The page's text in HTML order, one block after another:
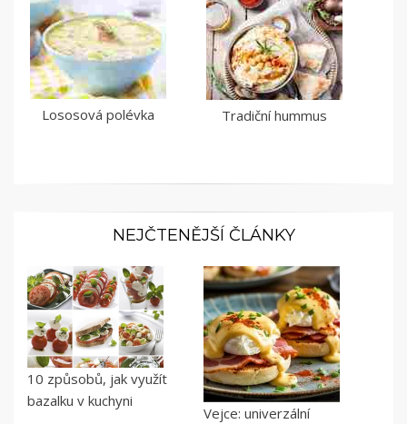
Lososová polévka Tradiční hummus
NEJČTENĚJŠÍ ČLÁNKY
10 způsobů, jak využít
bazalku v kuchyni
Vejce: univerzální